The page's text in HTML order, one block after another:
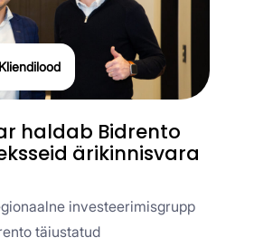
Kliendilood
haldab Bidrento
ärikinnisvara
investeerimisgrupp
täiustatud